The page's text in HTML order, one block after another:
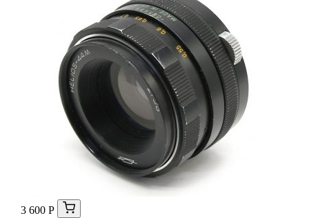
3 600 Р